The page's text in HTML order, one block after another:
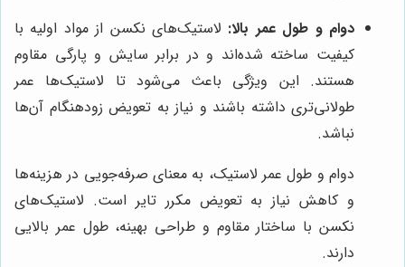
دوام و طول عمر بالا: لاستیک‌های نکسن از مواد اولیه با
کیفیت ساخته شده‌اند و در برابر سایش و پارگی مقاوم
هستند. این ویژگی باعث می‌شود تا لاستیک‌ها عمر
طولانی‌تری داشته باشند و نیاز به تعویض زودهنگام آن‌ها
نباشد.
دوام و طول عمر لاستیک، به معنای صرفه‌جویی در هزینه‌ها
و کاهش نیاز به تعویض مکرر تایر است. لاستیک‌های
نکسن با ساختار مقاوم و طراحی بهینه، طول عمر بالایی
دارند.